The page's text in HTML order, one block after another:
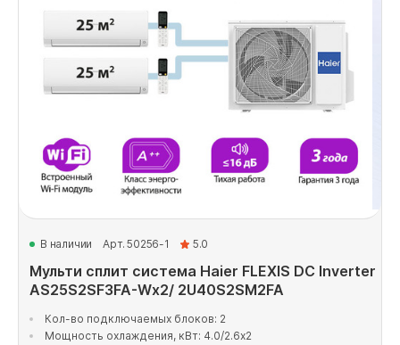
В наличии Арт. 50256-1 5.0
Мульти сплит система Haier FLEXIS DC Inverter
AS25S2SF3FA-Wx2/ 2U40S2SM2FA
Кол-во подключаемых блоков: 2
Мощность охлаждения, кВт: 4.0/2.6x2